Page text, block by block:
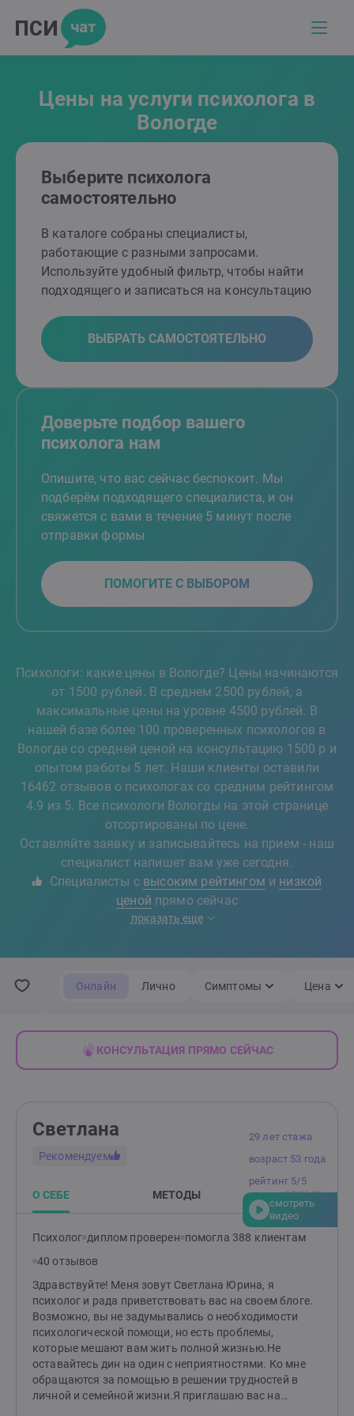
Цены на услуги психолога в
Вологде
Выберите психолога
самостоятельно
В каталоге собраны специалисты,
работающие с разными запросами.
Используйте удобный фильтр, чтобы найти
подходящего и записаться на консультацию
ВЫБРАТЬ САМОСТОЯТЕЛЬНО
Доверьте подбор вашего
психолога нам
Опишите, что вас сейчас беспокоит. Мы
подберём подходящего специалиста, и он
свяжется с вами в течение 5 минут после
отправки формы
ПОМОГИТЕ С ВЫБОРОМ
Психологи: какие цены в Вологде? Цены начинаются
от 1500 рублей. В среднем 2500 рублей, а
максимальные цены на уровне 4500 рублей. В
нашей базе более 100 проверенных психологов в
Вологде со средней ценой на консультацию 1500 р и
опытом работы 5 лет. Наши клиенты оставили
16462 отзывов о психологах со средним рейтингом
4.9 из 5. Все психологи Вологды на этой странице
отсортированы по цене.
Оставляйте заявку и записывайтесь на прием - наш
специалист напишет вам уже сегодня.
Специалисты с высоким рейтингом и низкой
ценой прямо сейчас
показать еще
Онлайн Лично Симптомы Цена
КОНСУЛЬТАЦИЯ ПРЯМО СЕЙЧАС
29 лет стажа
возраст 53 года
рейтинг 5/5
смотреть
видео
Светлана
Рекомендуем
О СЕБЕ МЕТОДЫ ОТЗЫВ
Психолог диплом проверен помогла 388 клиентам
40 отзывов
Здравствуйте! Меня зовут Светлана Юрина, я
психолог и рада приветствовать вас на своем блоге.
Возможно, вы не задумывались о необходимости
психологической помощи, но есть проблемы,
которые мешают вам жить полной жизнью.Не
оставайтесь дин на один с неприятностями. Ко мне
обращаются за помощью в решении трудностей в
личной и семейной жизни.Я приглашаю вас на